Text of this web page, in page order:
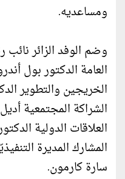
ومساعديه.
وضم الوفد الزائر
العامة الدكتور بول
الخريجين والتطوير
الشراكة المجتمعية
العلاقات الدولية
المشارك المديرة
سارة كارمون.